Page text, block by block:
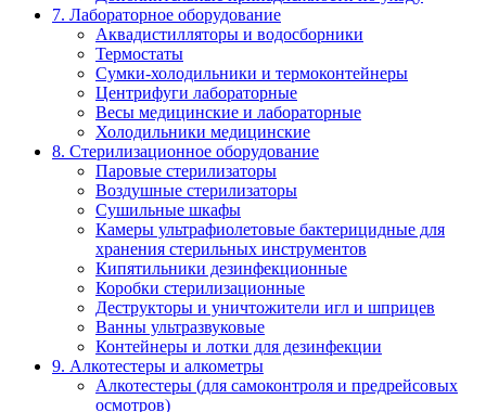
7. Лабораторное оборудование
Аквадистилляторы и водосборники
Термостаты
Сумки-холодильники и термоконтейнеры
Центрифуги лабораторные
Весы медицинские и лабораторные
Холодильники медицинские
8. Стерилизационное оборудование
Паровые стерилизаторы
Воздушные стерилизаторы
Сушильные шкафы
Камеры ультрафиолетовые бактерицидные для
хранения стерильных инструментов
Кипятильники дезинфекционные
Коробки стерилизационные
Деструкторы и уничтожители игл и шприцев
Ванны ультразвуковые
Контейнеры и лотки для дезинфекции
9. Алкотестеры и алкометры
Алкотестеры (для самоконтроля и предрейсовых
осмотров)